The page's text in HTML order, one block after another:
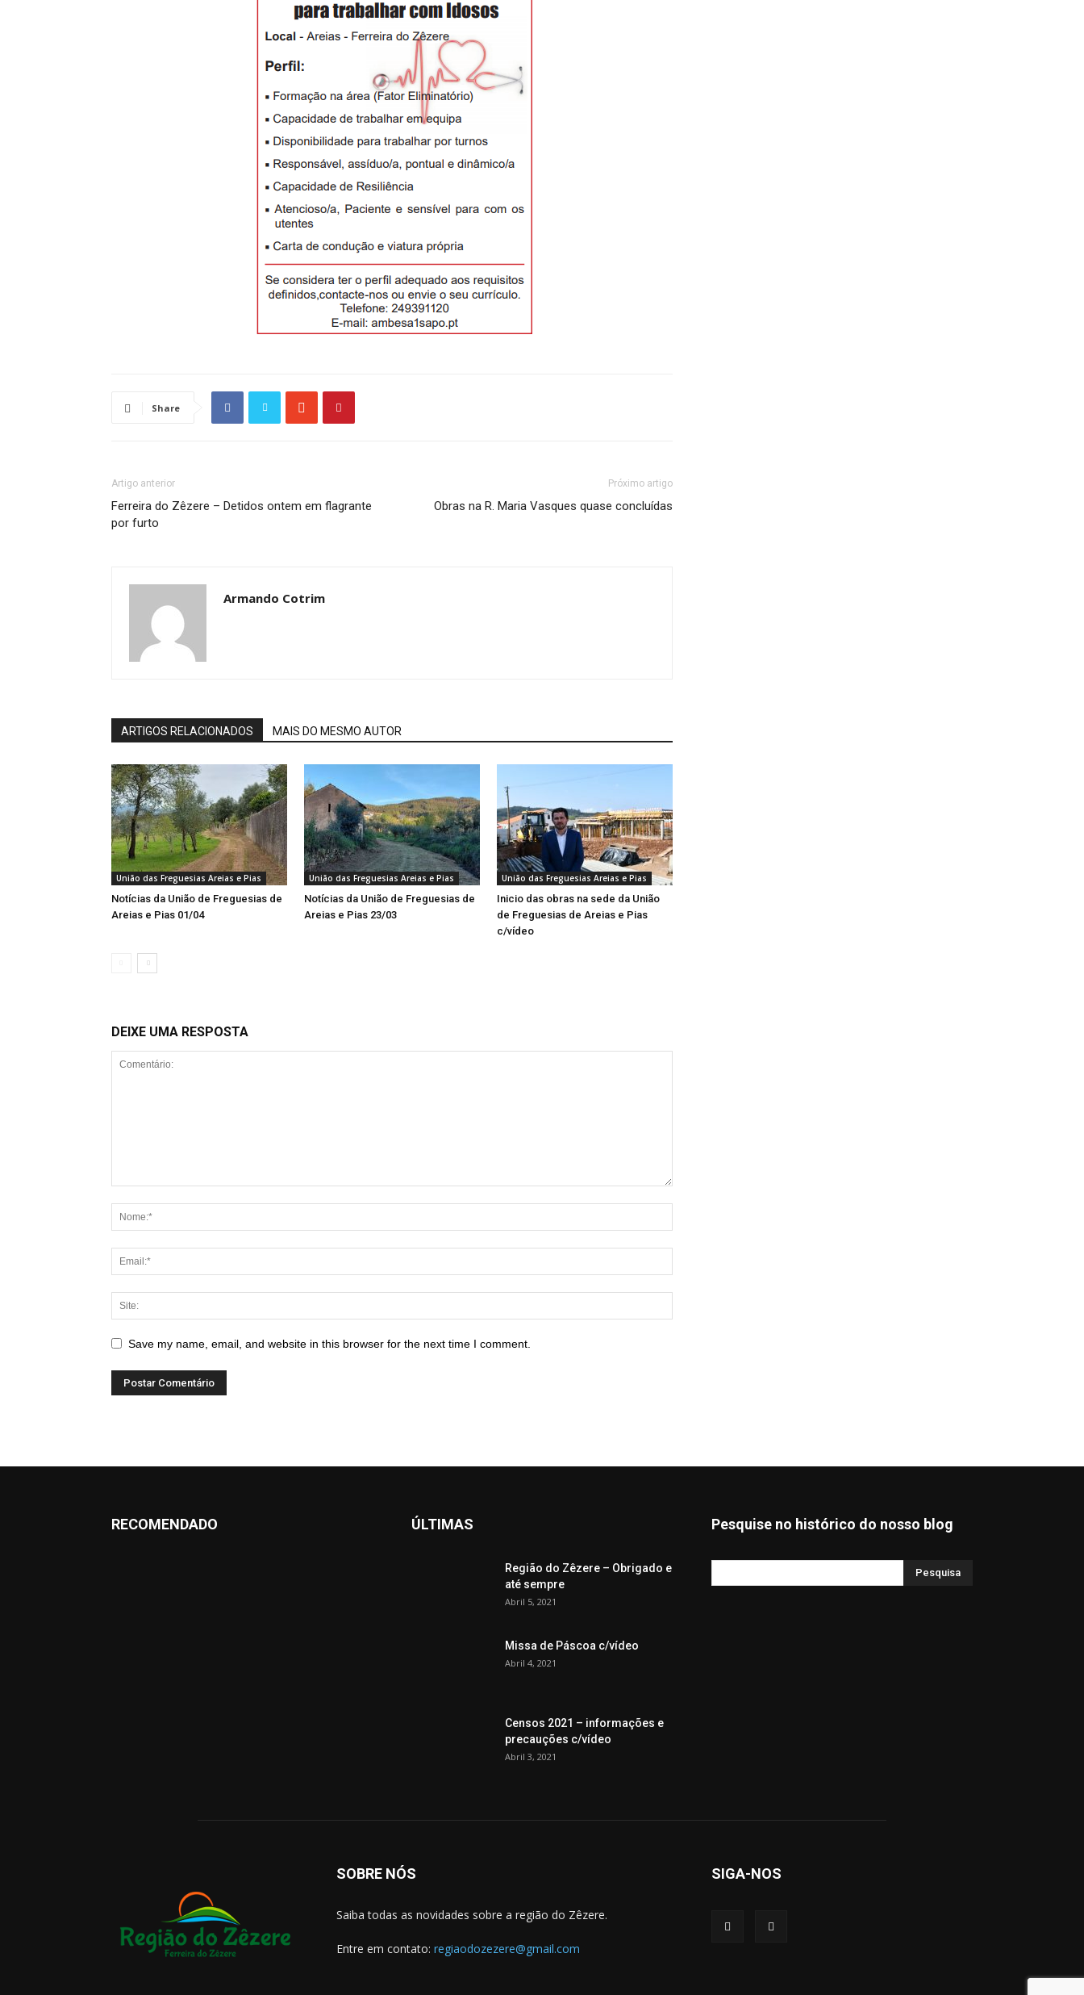
Share
Artigo anterior
Ferreira do Zêzere – Detidos ontem em flagrante
por furto
Próximo artigo
Obras na R. Maria Vasques quase concluídas
Armando Cotrim
ARTIGOS RELACIONADOS MAIS DO MESMO AUTOR
União das Freguesias Areias e Pias
Notícias da União de Freguesias de
Areias e Pias 01/04
União das Freguesias Areias e Pias
Notícias da União de Freguesias de
Areias e Pias 23/03
União das Freguesias Areias e Pias
Inicio das obras na sede da União
de Freguesias de Areias e Pias
c/vídeo
DEIXE UMA RESPOSTA
Save my name, email, and website in this browser for the next time I comment.
RECOMENDADO ÚLTIMAS
Região do Zêzere – Obrigado e
até sempre
Abril 5, 2021
Missa de Páscoa c/vídeo
Abril 4, 2021
Censos 2021 – informações e
precauções c/vídeo
Abril 3, 2021
Pesquise no histórico do nosso blog
SOBRE NÓS
Saiba todas as novidades sobre a região do Zêzere.
Entre em contato: regiaodozezere@gmail.com
SIGA-NOS